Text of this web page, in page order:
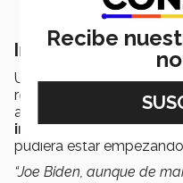
Impuestos,
Un segundo punto que
resultados puedan
al igual que en Europa, el
impuestos y contra la
pudiera estar
“Joe Biden, aunque de
Recibe